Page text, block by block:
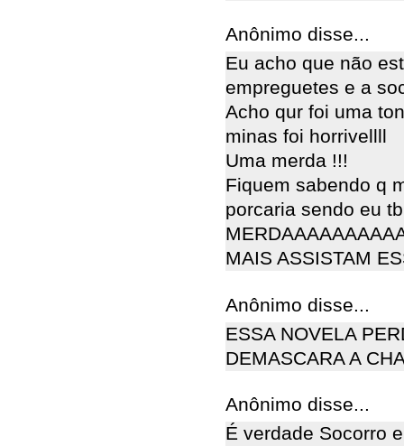
Anônimo disse...
Eu acho que não
empreguetes e a
Acho qur foi uma
minas foi horrivellll
Uma merda !!!
Fiquem sabendo q
porcaria sendo eu
MAIS ASSISTAM
Anônimo disse...
ESSA NOVELA
DEMASCARA A
Anônimo disse...
É verdade Socorro